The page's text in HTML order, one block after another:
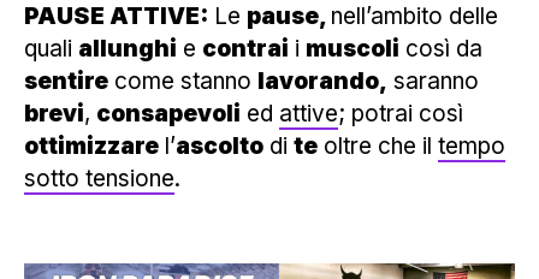
PAUSE ATTIVE: Le pause, nell’ambito delle
quali allunghi e contrai i muscoli così da
sentire come stanno lavorando, saranno
brevi, consapevoli ed attive; potrai così
ottimizzare l’ascolto di te oltre che il tempo
sotto tensione.